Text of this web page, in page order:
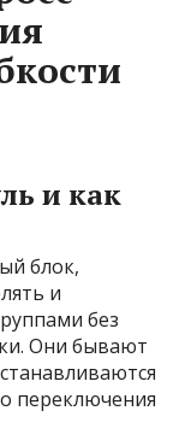
и как
блок,
и
без
Они бывают
переключения